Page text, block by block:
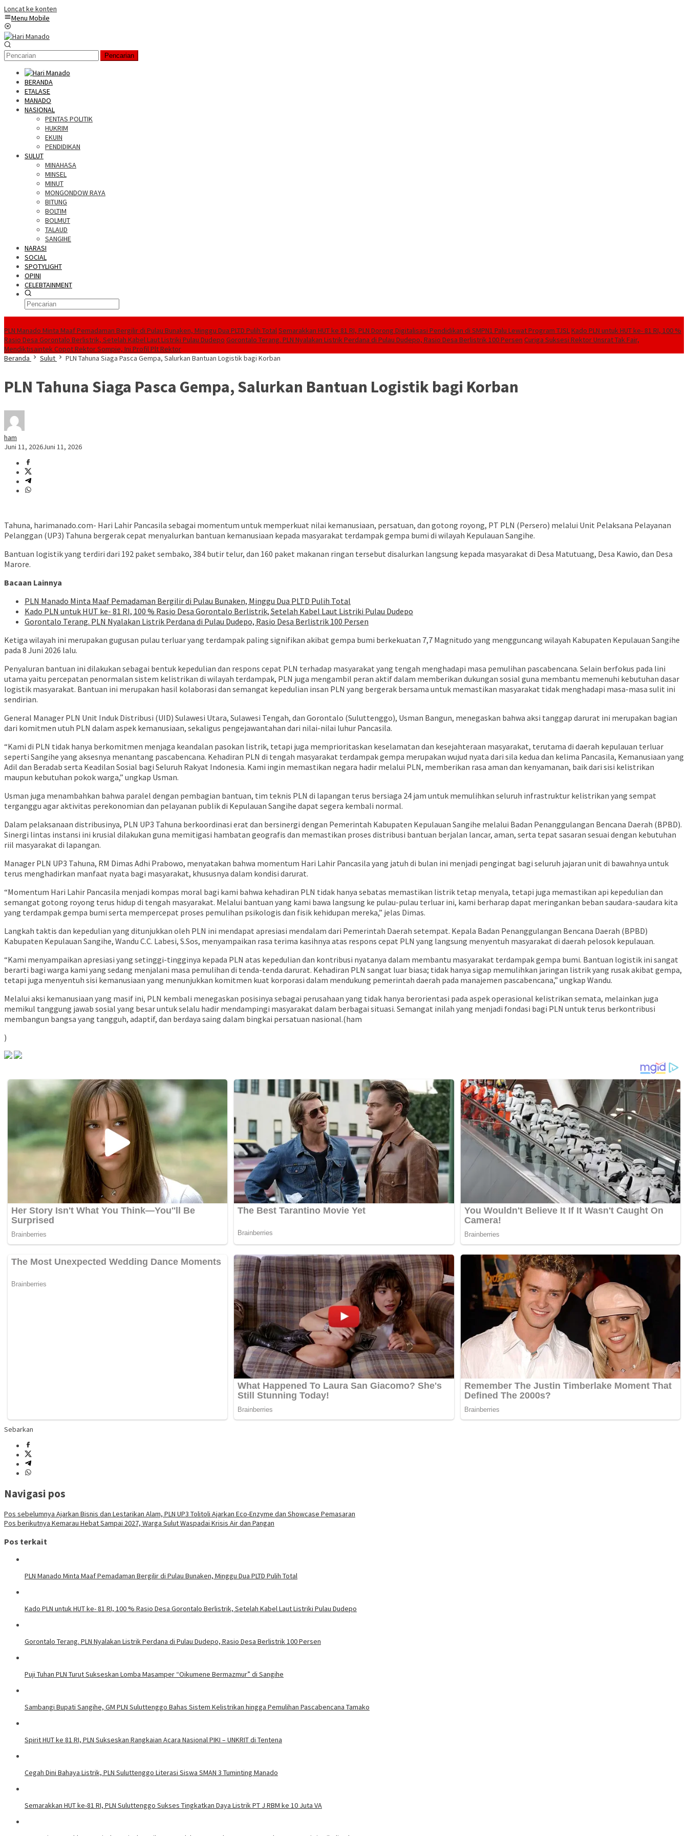
Loncat ke konten
Menu Mobile
Pencarian
BERANDA
ETALASE
MANADO
NASIONAL
PENTAS POLITIK
HUKRIM
EKUIN
PENDIDIKAN
SULUT
MINAHASA
MINSEL
MINUT
MONGONDOW RAYA
BITUNG
BOLTIM
BOLMUT
TALAUD
SANGIHE
NARASI
SOCIAL
SPOTYLIGHT
OPINI
CELEBTAINMENT
PLN Manado Minta Maaf Pemadaman Bergilir di Pulau Bunaken, Minggu Dua PLTD Pulih TotalSemarakkan HUT ke 81 RI, PLN Dorong Digitalisasi Pendidikan di SMPN1 Palu Lewat Program TJSLKado PLN untuk HUT ke- 81 RI, 100 %
Rasio Desa Gorontalo Berlistrik, Setelah Kabel Laut Listriki Pulau Dudepo Gorontalo Terang. PLN Nyalakan Listrik Perdana di Pulau Dudepo, Rasio Desa Berlistrik 100 Persen Curiga Suksesi Rektor Unsrat Tak Fair,
Mendiktisaintek Copot Rektor Sompie, Ini Profil Plt Rektor
Beranda
Sulut PLN Tahuna Siaga Pasca Gempa, Salurkan Bantuan Logistik bagi Korban
PLN Tahuna Siaga Pasca Gempa, Salurkan Bantuan Logistik bagi Korban
ham
Juni 11, 2026Juni 11, 2026
Tahuna, harimanado.com- Hari Lahir Pancasila sebagai momentum untuk memperkuat nilai kemanusiaan, persatuan, dan gotong royong, PT PLN (Persero) melalui Unit Pelaksana Pelayanan
Pelanggan (UP3) Tahuna bergerak cepat menyalurkan bantuan kemanusiaan kepada masyarakat terdampak gempa bumi di wilayah Kepulauan Sangihe.
Bantuan logistik yang terdiri dari 192 paket sembako, 384 butir telur, dan 160 paket makanan ringan tersebut disalurkan langsung kepada masyarakat di Desa Matutuang, Desa Kawio, dan Desa
Marore.
Bacaan Lainnya
PLN Manado Minta Maaf Pemadaman Bergilir di Pulau Bunaken, Minggu Dua PLTD Pulih Total
Kado PLN untuk HUT ke- 81 RI, 100 % Rasio Desa Gorontalo Berlistrik, Setelah Kabel Laut Listriki Pulau Dudepo
Gorontalo Terang. PLN Nyalakan Listrik Perdana di Pulau Dudepo, Rasio Desa Berlistrik 100 Persen
Ketiga wilayah ini merupakan gugusan pulau terluar yang terdampak paling signifikan akibat gempa bumi berkekuatan 7,7 Magnitudo yang mengguncang wilayah Kabupaten Kepulauan Sangihe
pada 8 Juni 2026 lalu.
Penyaluran bantuan ini dilakukan sebagai bentuk kepedulian dan respons cepat PLN terhadap masyarakat yang tengah menghadapi masa pemulihan pascabencana. Selain berfokus pada lini
utama yaitu percepatan penormalan sistem kelistrikan di wilayah terdampak, PLN juga mengambil peran aktif dalam memberikan dukungan sosial guna membantu memenuhi kebutuhan dasar
logistik masyarakat. Bantuan ini merupakan hasil kolaborasi dan semangat kepedulian insan PLN yang bergerak bersama untuk memastikan masyarakat tidak menghadapi masa-masa sulit ini
sendirian.
General Manager PLN Unit Induk Distribusi (UID) Sulawesi Utara, Sulawesi Tengah, dan Gorontalo (Suluttenggo), Usman Bangun, menegaskan bahwa aksi tanggap darurat ini merupakan bagian
dari komitmen utuh PLN dalam aspek kemanusiaan, sekaligus pengejawantahan dari nilai-nilai luhur Pancasila.
“Kami di PLN tidak hanya berkomitmen menjaga keandalan pasokan listrik, tetapi juga memprioritaskan keselamatan dan kesejahteraan masyarakat, terutama di daerah kepulauan terluar
seperti Sangihe yang aksesnya menantang pascabencana. Kehadiran PLN di tengah masyarakat terdampak gempa merupakan wujud nyata dari sila kedua dan kelima Pancasila, Kemanusiaan yang
Adil dan Beradab serta Keadilan Sosial bagi Seluruh Rakyat Indonesia. Kami ingin memastikan negara hadir melalui PLN, memberikan rasa aman dan kenyamanan, baik dari sisi kelistrikan
maupun kebutuhan pokok warga,” ungkap Usman.
Usman juga menambahkan bahwa paralel dengan pembagian bantuan, tim teknis PLN di lapangan terus bersiaga 24 jam untuk memulihkan seluruh infrastruktur kelistrikan yang sempat
terganggu agar aktivitas perekonomian dan pelayanan publik di Kepulauan Sangihe dapat segera kembali normal.
Dalam pelaksanaan distribusinya, PLN UP3 Tahuna berkoordinasi erat dan bersinergi dengan Pemerintah Kabupaten Kepulauan Sangihe melalui Badan Penanggulangan Bencana Daerah (BPBD).
Sinergi lintas instansi ini krusial dilakukan guna memitigasi hambatan geografis dan memastikan proses distribusi bantuan berjalan lancar, aman, serta tepat sasaran sesuai dengan kebutuhan
riil masyarakat di lapangan.
Manager PLN UP3 Tahuna, RM Dimas Adhi Prabowo, menyatakan bahwa momentum Hari Lahir Pancasila yang jatuh di bulan ini menjadi pengingat bagi seluruh jajaran unit di bawahnya untuk
terus menghadirkan manfaat nyata bagi masyarakat, khususnya dalam kondisi darurat.
“Momentum Hari Lahir Pancasila menjadi kompas moral bagi kami bahwa kehadiran PLN tidak hanya sebatas memastikan listrik tetap menyala, tetapi juga memastikan api kepedulian dan
semangat gotong royong terus hidup di tengah masyarakat. Melalui bantuan yang kami bawa langsung ke pulau-pulau terluar ini, kami berharap dapat meringankan beban saudara-saudara kita
yang terdampak gempa bumi serta mempercepat proses pemulihan psikologis dan fisik kehidupan mereka,” jelas Dimas.
Langkah taktis dan kepedulian yang ditunjukkan oleh PLN ini mendapat apresiasi mendalam dari Pemerintah Daerah setempat. Kepala Badan Penanggulangan Bencana Daerah (BPBD)
Kabupaten Kepulauan Sangihe, Wandu C.C. Labesi, S.Sos, menyampaikan rasa terima kasihnya atas respons cepat PLN yang langsung menyentuh masyarakat di daerah pelosok kepulauan.
“Kami menyampaikan apresiasi yang setinggi-tingginya kepada PLN atas kepedulian dan kontribusi nyatanya dalam membantu masyarakat terdampak gempa bumi. Bantuan logistik ini sangat
berarti bagi warga kami yang sedang menjalani masa pemulihan di tenda-tenda darurat. Kehadiran PLN sangat luar biasa; tidak hanya sigap memulihkan jaringan listrik yang rusak akibat gempa,
tetapi juga menyentuh sisi kemanusiaan yang menunjukkan komitmen kuat korporasi dalam mendukung pemerintah daerah pada manajemen pascabencana,” ungkap Wandu.
Melalui aksi kemanusiaan yang masif ini, PLN kembali menegaskan posisinya sebagai perusahaan yang tidak hanya berorientasi pada aspek operasional kelistrikan semata, melainkan juga
memikul tanggung jawab sosial yang besar untuk selalu hadir mendampingi masyarakat dalam berbagai situasi. Semangat inilah yang menjadi fondasi bagi PLN untuk terus berkontribusi
membangun bangsa yang tangguh, adaptif, dan berdaya saing dalam bingkai persatuan nasional.(ham
)
Sebarkan
Navigasi pos
Pos sebelumnya Ajarkan Bisnis dan Lestarikan Alam, PLN UP3 Tolitoli Ajarkan Eco-Enzyme dan Showcase Pemasaran
Pos berikutnya Kemarau Hebat Sampai 2027, Warga Sulut Waspadai Krisis Air dan Pangan
Pos terkait
PLN Manado Minta Maaf Pemadaman Bergilir di Pulau Bunaken, Minggu Dua PLTD Pulih Total
Kado PLN untuk HUT ke- 81 RI, 100 % Rasio Desa Gorontalo Berlistrik, Setelah Kabel Laut Listriki Pulau Dudepo
Gorontalo Terang. PLN Nyalakan Listrik Perdana di Pulau Dudepo, Rasio Desa Berlistrik 100 Persen
Puji Tuhan PLN Turut Sukseskan Lomba Masamper “Oikumene Bermazmur” di Sangihe
Sambangi Bupati Sangihe, GM PLN Suluttenggo Bahas Sistem Kelistrikan hingga Pemulihan Pascabencana Tamako
Spirit HUT ke 81 RI, PLN Sukseskan Rangkaian Acara Nasional PIKI – UNKRIT di Tentena
Cegah Dini Bahaya Listrik, PLN Suluttenggo Literasi Siswa SMAN 3 Tuminting Manado
Semarakkan HUT ke-81 RI, PLN Suluttenggo Sukses Tingkatkan Daya Listrik PT J RBM ke 10 Juta VA